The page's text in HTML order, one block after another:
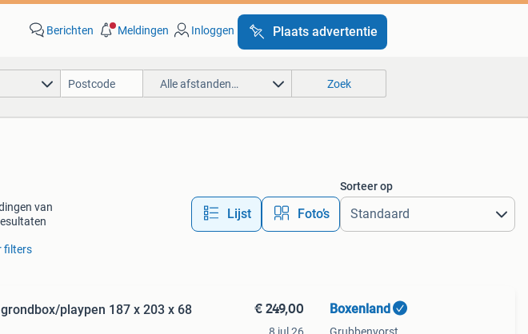
Berichten Meldingen Inloggen Plaats advertentie
Alle afstanden… Zoek
van
Lijst Foto’s
Sorteer op
filters
playpen 187 x 203 x 68
€ 249,00 Boxenland